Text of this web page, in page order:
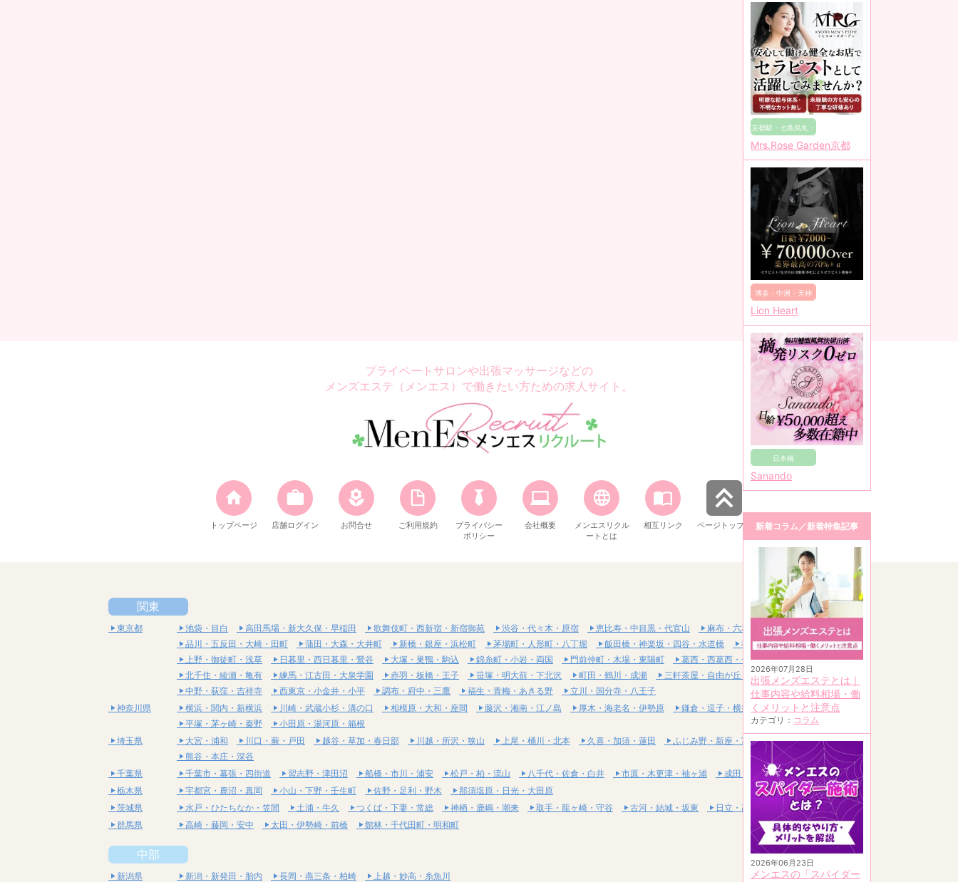
京都駅・七条烏丸・
東山
Mrs.Rose Garden京都
博多・中洲・天神
Lion Heart
日本橋
Sanando
新着コラム／新着特集記事
2026年07月28日
出張メンズエステとは｜
仕事内容や給料相場・働
くメリットと注意点
カテゴリ： コラム
2026年06月23日
メンエスの「スパイダー
プライベートサロンや出張マッサージなどの
メンズエステ（メンエス）で働きたい方ための求人サイト。
トップページ 店舗ログイン お問合せ ご利用規約
プライバシー
ポリシー
会社概要
メンエスリクル
ートとは
相互リンク ページトップへ
関東
東京都 池袋・目白 高田馬場・新大久保・早稲田 歌舞伎町・西新宿・新宿御苑 渋谷・代々木・原宿 恵比寿・中目黒・代官山
麻布・六本木・赤坂
品川・五反田・大崎・田町
蒲田・大森・大井町 新橋・銀座・浜松町 茅場町・人形町・八丁堀 飯田橋・神楽坂・四谷・水道橋
神田・秋葉原・浅草橋
上野・御徒町・浅草
日暮里・西日暮里・鶯谷 大塚・巣鴨・駒込 錦糸町・小岩・両国 門前仲町・木場・東陽町
葛西・西葛西・一之江
北千住・綾瀬・亀有
練馬・江古田・大泉学園 赤羽・板橋・王子 笹塚・明大前・下北沢 町田・鶴川・成瀬
三軒茶屋・自由が丘・二子玉川
中野・荻窪・吉祥寺
西東京・小金井・小平 調布・府中・三鷹 福生・青梅・あきる野
立川・国分寺・八王子
神奈川県
横浜・関内・新横浜 川崎・武蔵小杉・溝の口 相模原・大和・座間 藤沢・湘南・江ノ島 厚木・海老名・伊勢原
鎌倉・逗子・横須賀
平塚・茅ヶ崎・秦野
小田原・湯河原・箱根
埼玉県
大宮・浦和 川口・蕨・戸田 越谷・草加・春日部 川越・所沢・狭山 上尾・桶川・北本 久喜・加須・蓮田
ふじみ野・新座・富士見
熊谷・本庄・深谷
千葉県
千葉市・幕張・四街道 習志野・津田沼 船橋・市川・浦安 松戸・柏・流山 八千代・佐倉・白井 市原・木更津・袖ヶ浦
成田・富里・印西
栃木県
宇都宮・鹿沼・真岡 小山・下野・壬生町 佐野・足利・野木
那須塩原・日光・大田原
茨城県
水戸・ひたちなか・笠間 土浦・牛久 つくば・下妻・常総 神栖・鹿嶋・潮来 取手・龍ヶ崎・守谷 古河・結城・坂東
日立・高萩・常陸太田
群馬県
高崎・藤岡・安中 太田・伊勢崎・前橋 館林・千代田町・明和町
中部
新潟県 新潟・新発田・胎内 長岡・燕三条・柏崎
上越・妙高・糸魚川